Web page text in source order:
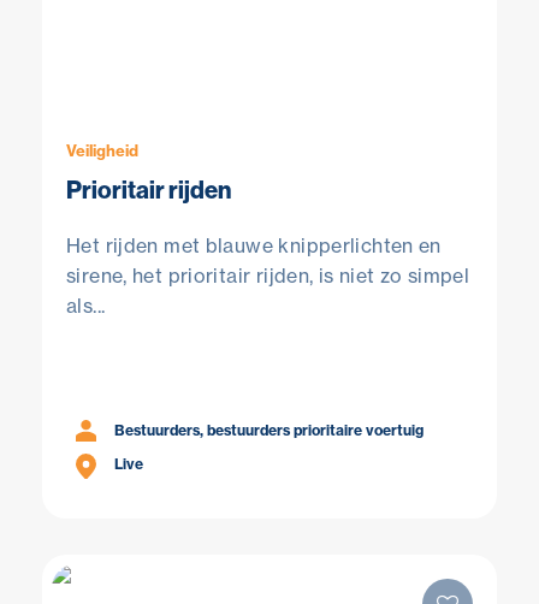
Veiligheid
Prioritair rijden
Het rijden met blauwe knipperlichten en
sirene, het prioritair rijden, is niet zo simpel
als...
Bestuurders, bestuurders prioritaire voertuig
Live